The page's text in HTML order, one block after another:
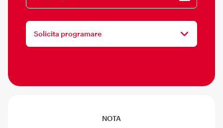
Solicita programare
NOTA